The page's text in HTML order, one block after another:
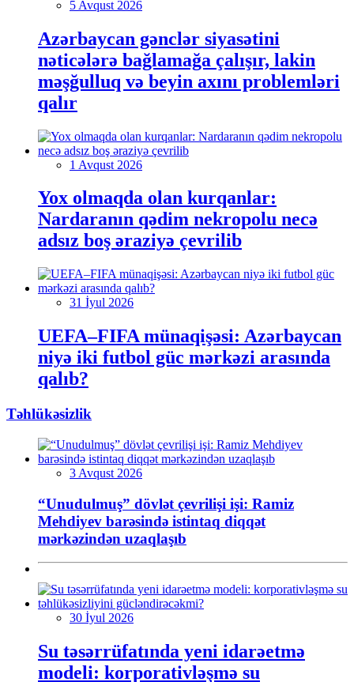
5 Avqust 2026
Azərbaycan gənclər siyasətini
nəticələrə bağlamağa çalışır, lakin
məşğulluq və beyin axını problemləri
qalır
1 Avqust 2026
Yox olmaqda olan kurqanlar:
Nardaranın qədim nekropolu necə
adsız boş əraziyə çevrilib
31 İyul 2026
UEFA–FIFA münaqişəsi: Azərbaycan
niyə iki futbol güc mərkəzi arasında
qalıb?
Təhlükəsizlik
3 Avqust 2026
“Unudulmuş” dövlət çevrilişi işi: Ramiz
Mehdiyev barəsində istintaq diqqət
mərkəzindən uzaqlaşıb
30 İyul 2026
Su təsərrüfatında yeni idarəetmə
modeli: korporativləşmə su